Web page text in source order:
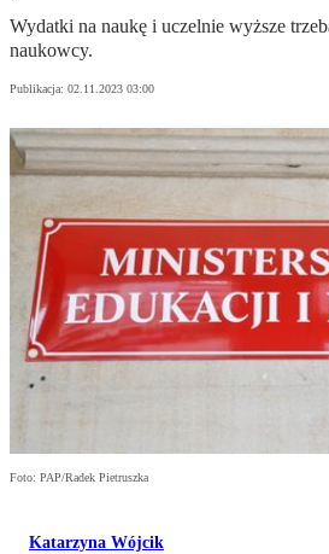
Wydatki na naukę i uczelnie wyższe
naukowcy.
Publikacja: 02.11.2023 03:00
Foto: PAP/Radek Pietruszka
Katarzyna Wójcik